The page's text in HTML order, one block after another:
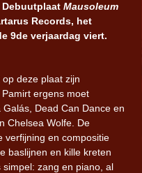
Mausoleum
Records, het
9de verjaardag viert.
deze plaat zijn
ergens moet
Dead Can Dance en
Chelsea Wolfe. De
verfijning en compositie
baslijnen en kille kreten
zang en piano, al